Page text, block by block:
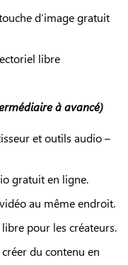
d’image gratuit
libre
à avancé)
et outils audio –
gratuit en ligne.
au même endroit.
pour les créateurs.
du contenu en